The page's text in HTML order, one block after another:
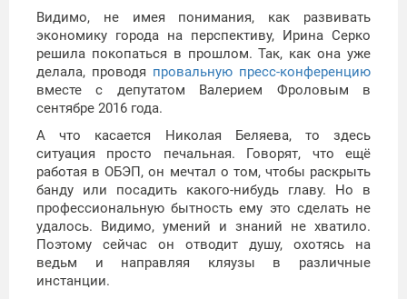
Видимо, не имея понимания, как развивать
экономику города на перспективу, Ирина Серко
решила покопаться в прошлом. Так, как она уже
делала, проводя провальную пресс-конференцию
вместе с депутатом Валерием Фроловым в
сентябре 2016 года.
А что касается Николая Беляева, то здесь
ситуация просто печальная. Говорят, что ещё
работая в ОБЭП, он мечтал о том, чтобы раскрыть
банду или посадить какого-нибудь главу. Но в
профессиональную бытность ему это сделать не
удалось. Видимо, умений и знаний не хватило.
Поэтому сейчас он отводит душу, охотясь на
ведьм и направляя кляузы в различные
инстанции.